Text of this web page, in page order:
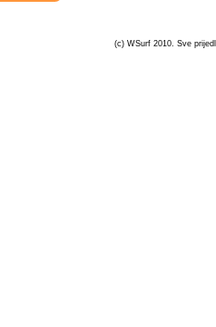
(c) WSurf 2010. Sve